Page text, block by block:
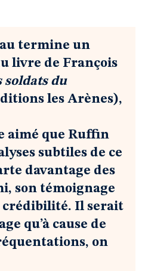
termine un
livre de François
soldats du
les Arènes),
aimé que Ruffin
subtiles de ce
davantage des
son témoignage
crédibilité. Il serait
qu’à cause de
on